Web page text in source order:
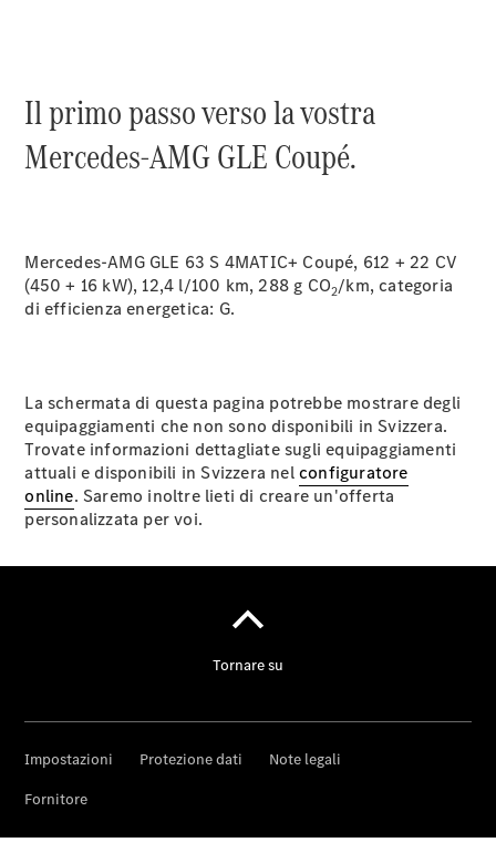
Sedi e orari
d'apertura
Interlocutore
carriera
Modulo di
contatto
Fissa un
appuntamento
Fornitore /
Il primo passo verso la vostra
Mercedes-AMG GLE Coupé.
Mercedes-AMG GLE 63 S 4MATIC+ Coupé, 612 + 22 CV
(450 + 16 kW), 12,4 l/100 km, 288 g CO2/km, categoria
di efficienza energetica: G.
La schermata di questa pagina potrebbe mostrare degli
equipaggiamenti che non sono disponibili in Svizzera.
Trovate informazioni dettagliate sugli equipaggiamenti
attuali e disponibili in Svizzera nelconfiguratore
online. Saremo inoltre lieti di creare un'offerta
personalizzata per voi.